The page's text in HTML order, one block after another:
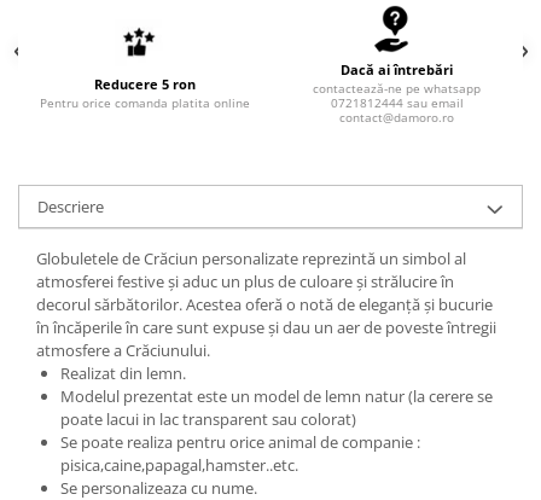
Reducere 5 ron
Pentru orice comanda platita online
Dacă ai întrebări
contactează-ne pe whatsapp
0721812444 sau email
contact@damoro.ro
Descriere
Globuletele de Crăciun personalizate reprezintă un simbol al
atmosferei festive și aduc un plus de culoare și strălucire în
decorul sărbătorilor. Acestea oferă o notă de eleganță și bucurie
în încăperile în care sunt expuse și dau un aer de poveste întregii
atmosfere a Crăciunului.
Realizat din lemn.
Modelul prezentat este un model de lemn natur (la cerere se
poate lacui in lac transparent sau colorat)
Se poate realiza pentru orice animal de companie :
pisica,caine,papagal,hamster..etc.
Se personalizeaza cu nume.